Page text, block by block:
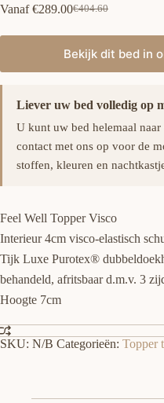
Vanaf
€404.60
Oorspronkelijke
€404.60.
€289.00Huidige
€289.00.
Bekijk dit bed in
Liever uw bed volledig op
U kunt uw bed helemaal naar
contact met ons op voor de
stoffen, kleuren en
Feel Well Topper Visco
Interieur 4cm visco-elastisch
Tijk Luxe Purotex®
behandeld, afritsbaar d.m.v. 3
Hoogte 7cm
SKU: N/B Categorieën: Topper